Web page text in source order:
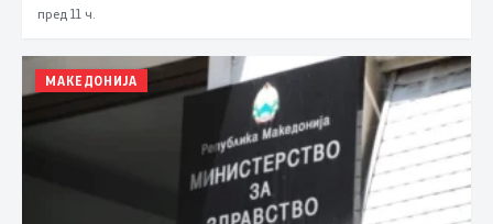
пред 11 ч.
МАКЕДОНИЈА